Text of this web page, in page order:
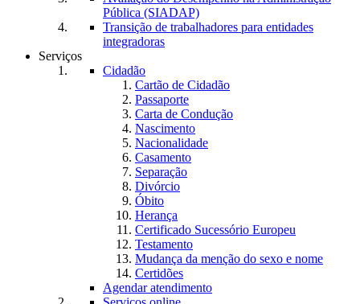
Pública (SIADAP)
Transição de trabalhadores para entidades
integradoras
Serviços
Cidadão
Cartão de Cidadão
Passaporte
Carta de Condução
Nascimento
Nacionalidade
Casamento
Separação
Divórcio
Óbito
Herança
Certificado Sucessório Europeu
Testamento
Mudança da menção do sexo e nome
Certidões
Agendar atendimento